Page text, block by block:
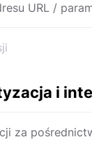
URL /
i
za